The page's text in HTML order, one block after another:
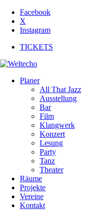
Facebook
X
Instagram
TICKETS
Planer
All That Jazz
Ausstellung
Bar
Film
Klangwerk
Konzert
Lesung
Party
Tanz
Theater
Räume
Projekte
Vereine
Kontakt